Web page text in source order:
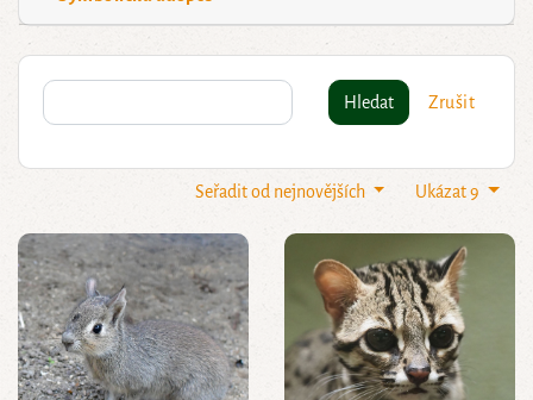
Hledat Zrušit
Ukázat 9
Seřadit od nejnovějších